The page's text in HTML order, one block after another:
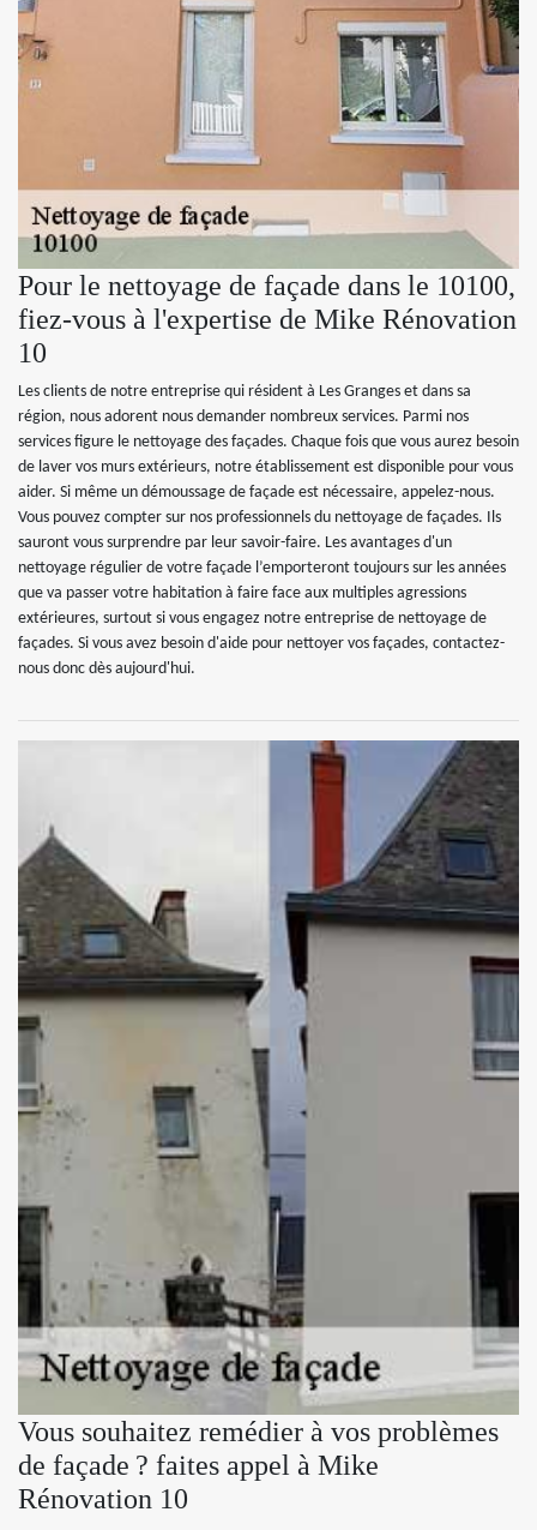
Pour le nettoyage de façade dans le 10100,
fiez-vous à l'expertise de Mike Rénovation
10
Les clients de notre entreprise qui résident à Les Granges et dans sa
région, nous adorent nous demander nombreux services. Parmi nos
services figure le nettoyage des façades. Chaque fois que vous aurez besoin
de laver vos murs extérieurs, notre établissement est disponible pour vous
aider. Si même un démoussage de façade est nécessaire, appelez-nous.
Vous pouvez compter sur nos professionnels du nettoyage de façades. Ils
sauront vous surprendre par leur savoir-faire. Les avantages d'un
nettoyage régulier de votre façade l’emporteront toujours sur les années
que va passer votre habitation à faire face aux multiples agressions
extérieures, surtout si vous engagez notre entreprise de nettoyage de
façades. Si vous avez besoin d'aide pour nettoyer vos façades, contactez-
nous donc dès aujourd'hui.
Vous souhaitez remédier à vos problèmes
de façade ? faites appel à Mike
Rénovation 10